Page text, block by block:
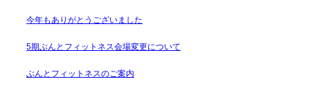
今年もありがとうございました
5期ぶんとフィットネス会場変更について
ぶんとフィットネスのご案内